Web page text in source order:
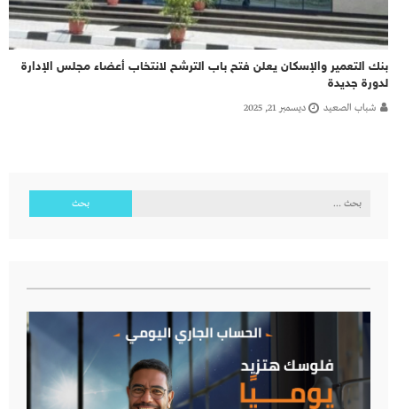
بنك التعمير والإسكان يعلن فتح باب الترشح لانتخاب أعضاء مجلس الإدارة
لدورة جديدة
شباب الصعيد ديسمبر 21, 2025
البحث